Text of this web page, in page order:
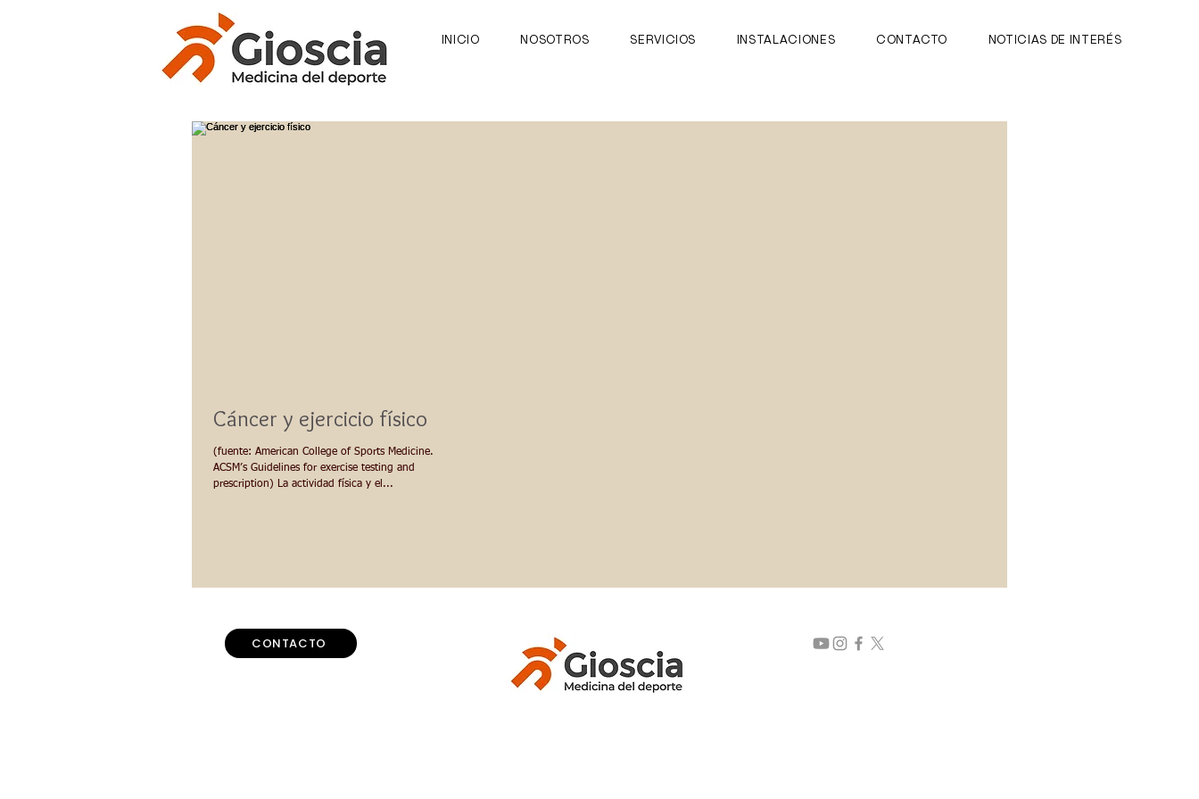
INICIO NOSOTROS SERVICIOS INSTALACIONES CONTACTO NOTICIAS DE INTERÉS
Cáncer y ejercicio físico
(fuente: American College of Sports Medicine.
ACSM’s Guidelines for exercise testing and
prescription) La actividad física y el...
CONTACTO